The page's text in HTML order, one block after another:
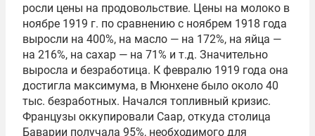
росли цены на продовольствие. Цены на молоко в
ноябре 1919 г. по сравнению с ноябрем 1918 года
выросли на 400%, на масло — на 172%, на яйца —
на 216%, на сахар — на 71% и т.д. Значительно
выросла и безработица. К февралю 1919 года она
достигла максимума, в Мюнхене было около 40
тыс. безработных. Начался топливный кризис.
Французы оккупировали Саар, откуда столица
Баварии получала 95%, необходимого для